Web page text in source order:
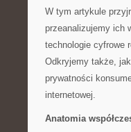
W tym artykule
przeanalizujemy ich
technologie cyfrowe
Odkryjemy także,
prywatności
internetowej.
Anatomia